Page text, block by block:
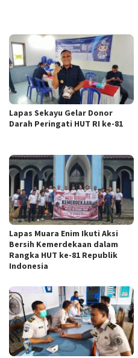
Lapas Sekayu Gelar Donor
Darah Peringati HUT RI ke-81
Lapas Muara Enim Ikuti Aksi
Bersih Kemerdekaan dalam
Rangka HUT ke-81 Republik
Indonesia